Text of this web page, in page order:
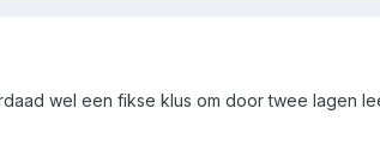
wel een fikse klus om door twee lagen